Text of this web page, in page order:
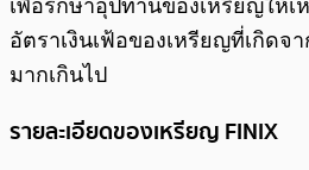
เพื่อรักษาอุปทานของเหรียญให้
อัตราเงินเฟ้อของเหรียญที่เกิดจ
มากเกินไป
รายละเอียดของเหรียญ FINIX